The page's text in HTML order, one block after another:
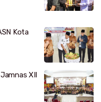
Kota
XII